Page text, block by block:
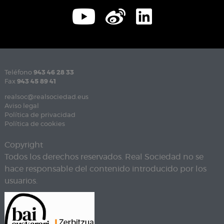
Teléfono 943 46 28 33
Fax 943 45 89 41
realsoc@realsociedad.eus
Aviso legal
Política de privacidad
Política de cookies
Copyright
Todos los derechos reservados. Real Sociedad no se
hace responsable del contenido introducido por los
usuarios.